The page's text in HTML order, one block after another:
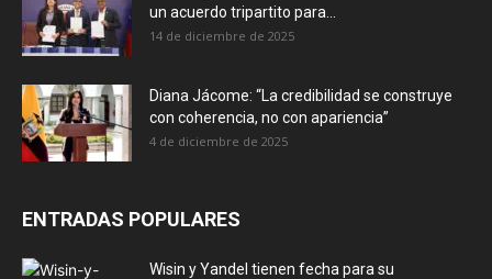
un acuerdo tripartito para...
14 de diciembre de 2025
Diana Jácome: “La credibilidad se construye
con coherencia, no con apariencia”
4 de diciembre de 2025
ENTRADAS POPULARES
Wisin y Yandel tienen fecha para su